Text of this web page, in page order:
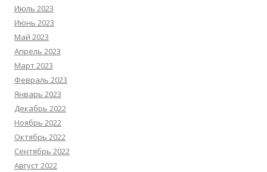
Июль 2023
Июнь 2023
Май 2023
Апрель 2023
Март 2023
Февраль 2023
Январь 2023
Декабрь 2022
Ноябрь 2022
Октябрь 2022
Сентябрь 2022
Август 2022